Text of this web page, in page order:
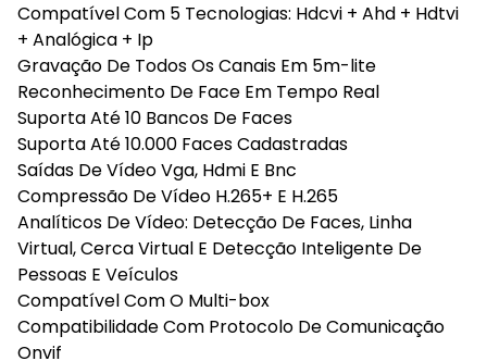
Compatível Com 5 Tecnologias: Hdcvi + Ahd + Hdtvi
+ Analógica + Ip
Gravação De Todos Os Canais Em 5m-lite
Reconhecimento De Face Em Tempo Real
Suporta Até 10 Bancos De Faces
Suporta Até 10.000 Faces Cadastradas
Saídas De Vídeo Vga, Hdmi E Bnc
Compressão De Vídeo H.265+ E H.265
Analíticos De Vídeo: Detecção De Faces, Linha
Virtual, Cerca Virtual E Detecção Inteligente De
Pessoas E Veículos
Compatível Com O Multi-box
Compatibilidade Com Protocolo De Comunicação
Onvif